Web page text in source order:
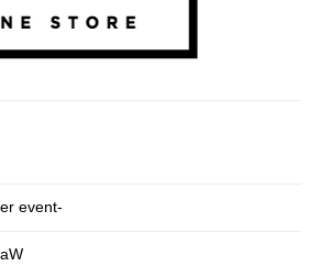
event-